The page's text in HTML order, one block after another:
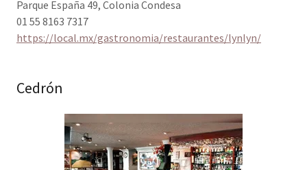
Parque España 49, Colonia Condesa
01 55 8163 7317
https://local.mx/gastronomia/restaurantes/lynlyn/
Cedrón